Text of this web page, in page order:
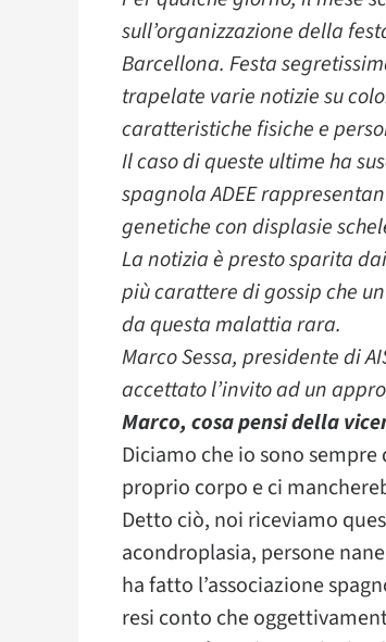
sull’organizzazione della
Barcellona. Festa
trapelate varie notizie su
caratteristiche fisiche e
Il caso di queste ultime ha
spagnola ADEE
genetiche con displasie
La notizia è presto sparita
più carattere di gossip che
da questa malattia rara.
Marco Sessa, presidente di
accettato l’invito ad un
Marco, cosa pensi della
Diciamo che io sono
proprio corpo e ci
Detto ciò, noi riceviamo
acondroplasia, persone
ha fatto l’associazione
resi conto che